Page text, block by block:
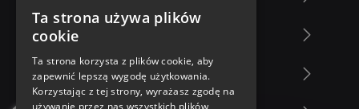
Zakupy u nas
Nasza oferta
Ta strona używa plików
cookie
Ta strona korzysta z plików cookie, aby
zapewnić lepszą wygodę użytkowania.
Korzystając z tej strony, wyrażasz zgodę na
używanie przez nas wszystkich plików